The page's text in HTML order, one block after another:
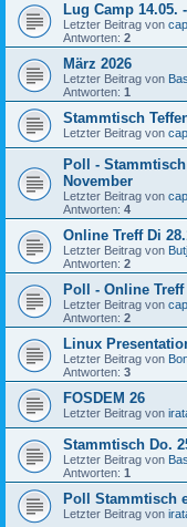
Lug Camp 14.05.
Letzter Beitrag von
Antworten: 2
März 2026
Letzter Beitrag von
Antworten: 1
Stammtisch
Letzter Beitrag von
Poll -
November
Letzter Beitrag von
Antworten: 4
Online Treff Di
Letzter Beitrag von
Antworten: 2
Poll - Online
Letzter Beitrag von
Antworten: 2
Linux
Letzter Beitrag von
Antworten: 3
FOSDEM 26
Letzter Beitrag von
Stammtisch Do.
Letzter Beitrag von
Antworten: 1
Poll Stammtisch
Letzter Beitrag von